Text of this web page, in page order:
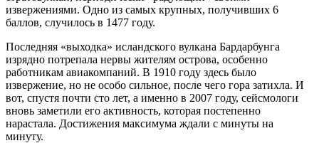
извержениями. Одно из самых крупных, получивших 6
баллов, случилось в 1477 году.
Последняя «выходка» исландского вулкана Бардарбунга
изрядно потрепала нервы жителям острова, особенно
работникам авиакомпаний. В 1910 году здесь было
извержение, но не особо сильное, после чего гора затихла. И
вот, спустя почти сто лет, а именно в 2007 году, сейсмологи
вновь заметили его активность, которая постепенно
нарастала. Достижения максимума ждали с минуты на
минуту.